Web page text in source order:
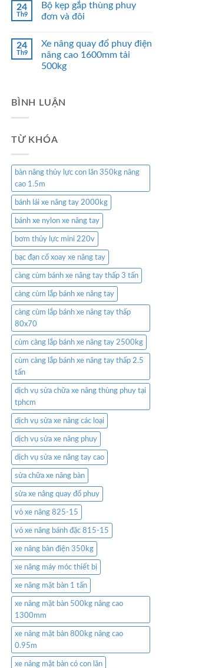
24
Th9
Bộ kẹp gắp thùng phuy
đơn và đôi
24
Th9
Xe nâng quay đổ phuy điện
nâng cao 1600mm tải
500kg
BÌNH LUẬN
TỪ KHÓA
bàn nâng thủy lực con lăn 350kg nâng
cao 1.5m
bánh lái xe nâng tay 2000kg
bánh xe nylon xe nâng tay
bơm thủy lực mini 220v
bạc đạn cổ xoay xe nâng tay
càng cùm bánh xe nâng tay thấp 3 tấn
càng cùm lắp bánh xe nâng tay
càng cùm lắp bánh xe nâng tay thấp
80x70
cùm càng lắp bánh xe nâng tay 2500kg
cùm càng lắp bánh xe nâng tay thấp 2.5
tấn
dịch vụ sửa chữa xe nâng thùng phuy tại
tphcm
dịch vụ sửa xe nâng các loại
dịch vụ sửa xe nâng phuy
dịch vụ sửa xe nâng tay cao
sửa chữa xe nâng bàn
sửa xe nâng quay đổ phuy
vỏ xe nâng 825-15
vỏ xe nâng bánh đặc 815-15
xe nâng bàn điện 350kg
xe nâng máy móc thiết bị
xe nâng mặt bàn 1 tấn
xe nâng mặt bàn 500kg nâng cao
1300mm
xe nâng mặt bàn 800kg nâng cao
0.95m
xe nâng mặt bàn có con lăn